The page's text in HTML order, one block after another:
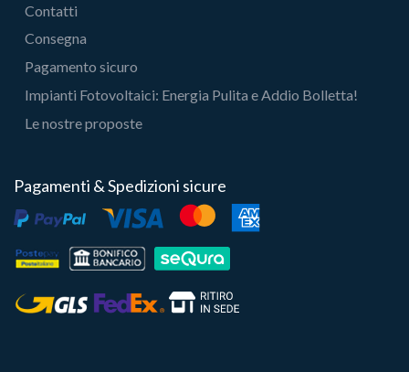
Contatti
Consegna
Pagamento sicuro
Impianti Fotovoltaici: Energia Pulita e Addio Bolletta!
Le nostre proposte
Pagamenti & Spedizioni sicure